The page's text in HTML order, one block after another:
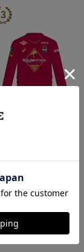
27_【オーセン】ユニ